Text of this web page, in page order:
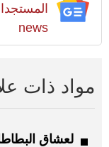
news
مواد ذات
لعشاق